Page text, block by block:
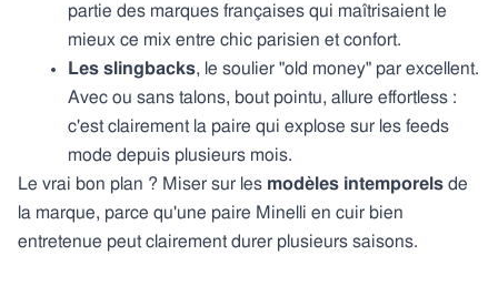
partie des marques françaises qui maîtrisaient le
mieux ce mix entre chic parisien et confort.
Les slingbacks, le soulier "old money" par excellent.
Avec ou sans talons, bout pointu, allure effortless :
c'est clairement la paire qui explose sur les feeds
mode depuis plusieurs mois.
Le vrai bon plan ? Miser sur les modèles intemporels de
la marque, parce qu'une paire Minelli en cuir bien
entretenue peut clairement durer plusieurs saisons.